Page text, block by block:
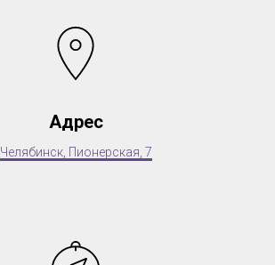
Адрес
Челябинск, Пионерская, 7